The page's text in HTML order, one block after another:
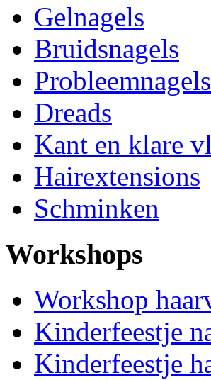
Gelnagels
Bruidsnagels
Probleemnagels
Dreads
Kant en klare
Hairextensions
Schminken
Workshops
Workshop
Kinderfeestje
Kinderfeestje